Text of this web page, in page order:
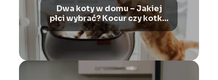
Dwa koty w domu – Jakiej
płci wybrać? Kocur czy kotka,
jako drugi kot w domu?